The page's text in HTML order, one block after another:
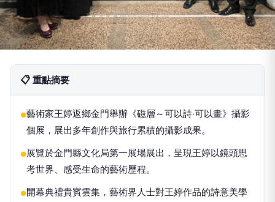
📋 重點摘要
●藝術家王婷返鄉金門舉辦《磁層～可以詩‧可以畫》攝影
個展，展出多年創作與旅行累積的攝影成果。
●展覽於金門縣文化局第一展場展出，呈現王婷以鏡頭思
考世界、感受生命的藝術歷程。
●開幕典禮貴賓雲集，藝術界人士對王婷作品的詩意美學